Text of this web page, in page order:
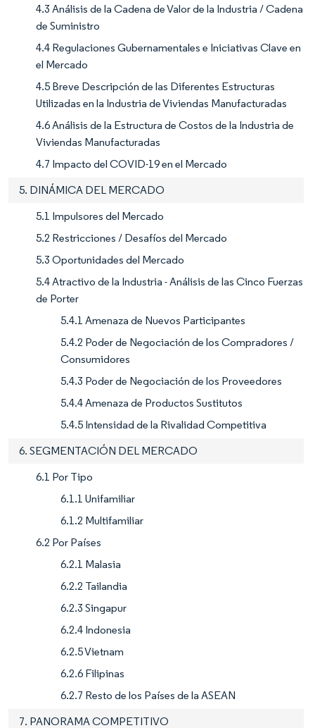
4.3 Análisis de la Cadena de Valor de la Industria / Cadena
de Suministro
4.4 Regulaciones Gubernamentales e Iniciativas Clave en
el Mercado
4.5 Breve Descripción de las Diferentes Estructuras
Utilizadas en la Industria de Viviendas Manufacturadas
4.6 Análisis de la Estructura de Costos de la Industria de
Viviendas Manufacturadas
4.7 Impacto del COVID-19 en el Mercado
5. DINÁMICA DEL MERCADO
5.1 Impulsores del Mercado
5.2 Restricciones / Desafíos del Mercado
5.3 Oportunidades del Mercado
5.4 Atractivo de la Industria - Análisis de las Cinco Fuerzas
de Porter
5.4.1 Amenaza de Nuevos Participantes
5.4.2 Poder de Negociación de los Compradores /
Consumidores
5.4.3 Poder de Negociación de los Proveedores
5.4.4 Amenaza de Productos Sustitutos
5.4.5 Intensidad de la Rivalidad Competitiva
6. SEGMENTACIÓN DEL MERCADO
6.1 Por Tipo
6.1.1 Unifamiliar
6.1.2 Multifamiliar
6.2 Por Países
6.2.1 Malasia
6.2.2 Tailandia
6.2.3 Singapur
6.2.4 Indonesia
6.2.5 Vietnam
6.2.6 Filipinas
6.2.7 Resto de los Países de la ASEAN
7. PANORAMA COMPETITIVO